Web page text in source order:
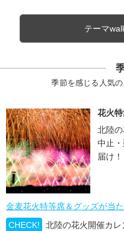
テーマ
季節を感じる人気
花火特
北陸
中止
届け！
金麦花火特等席＆グッズが当
CHECK!
北陸の花火開催カレ